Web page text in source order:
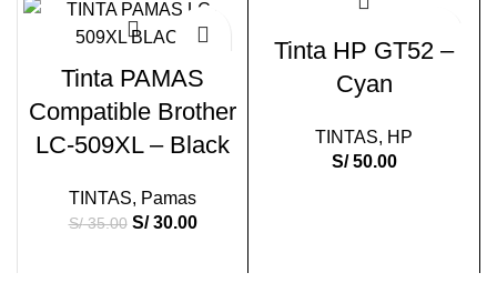
Tinta PAMAS
Compatible Brother
LC-509XL – Black
TINTAS, Pamas
S/35.00 S/30.00
Tinta HP GT52 –
Cyan
TINTAS, HP
S/50.00